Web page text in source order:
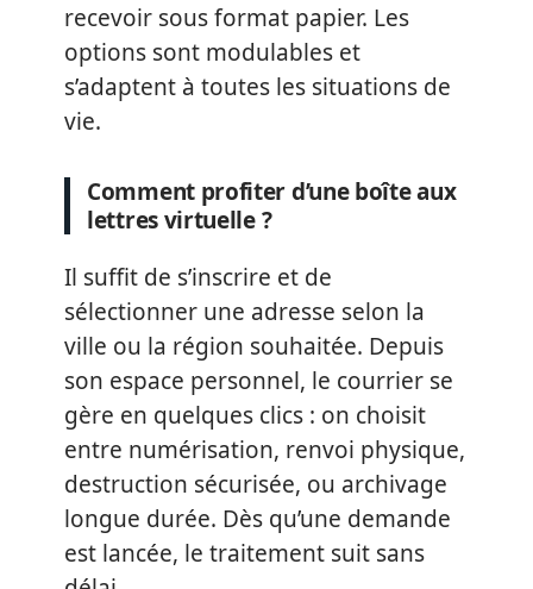
recevoir sous format papier. Les
options sont modulables et
s’adaptent à toutes les situations de
vie.
Comment profiter d’une boîte aux
lettres virtuelle ?
Il suffit de s’inscrire et de
sélectionner une adresse selon la
ville ou la région souhaitée. Depuis
son espace personnel, le courrier se
gère en quelques clics : on choisit
entre numérisation, renvoi physique,
destruction sécurisée, ou archivage
longue durée. Dès qu’une demande
est lancée, le traitement suit sans